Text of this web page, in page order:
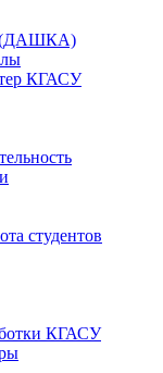
(ДАШКА)
КГАСУ
студентов
КГАСУ